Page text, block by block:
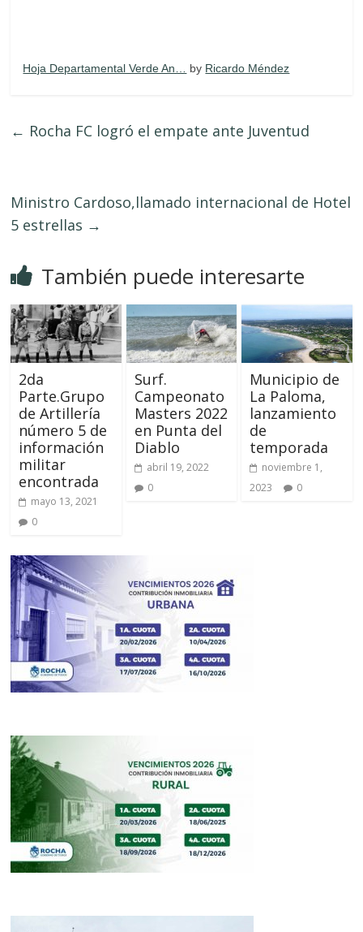
Hoja Departamental Verde An… by Ricardo Méndez
← Rocha FC logró el empate ante Juventud
Ministro Cardoso,llamado internacional de Hotel
5 estrellas →
También puede interesarte
2da
Parte.Grupo
de Artillería
número 5 de
información
militar
encontrada
mayo 13, 2021
0
Surf.
Campeonato
Masters 2022
en Punta del
Diablo
abril 19, 2022
0
Municipio de
La Paloma,
lanzamiento
de
temporada
noviembre 1,
2023
0